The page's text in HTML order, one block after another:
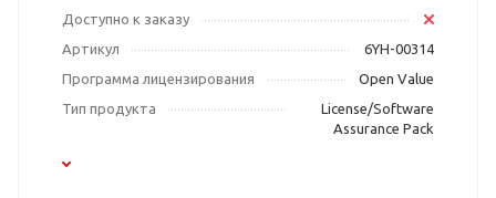
Доступно к заказу
Артикул
6YH-00314
Программа лицензирования
Open Value
Тип продукта
License/Software
Assurance Pack